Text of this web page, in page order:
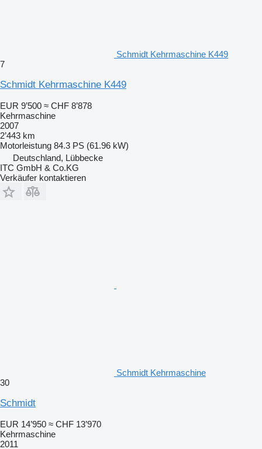
Schmidt Kehrmaschine K449
7
Schmidt Kehrmaschine K449
EUR 9’500 ≈ CHF 8’878
Kehrmaschine
2007
2’443 km
Motorleistung 84.3 PS (61.96 kW)
Deutschland, Lübbecke
ITC GmbH & Co.KG
Verkäufer kontaktieren
Schmidt Kehrmaschine
30
Schmidt
EUR 14’950 ≈ CHF 13’970
Kehrmaschine
2011